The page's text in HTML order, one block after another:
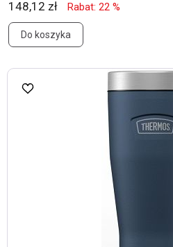
148,12 zł Rabat: 22 %
Do koszyka